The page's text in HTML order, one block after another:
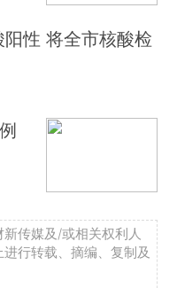
性 将全市核酸检
传媒及/或相关权利人
行转载、摘编、复制及